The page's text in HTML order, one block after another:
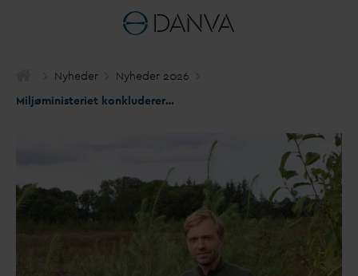
Nyheder
Nyheder 2026
Miljøministeriet konkluderer: Statslige forbud er vejen til rent drikke